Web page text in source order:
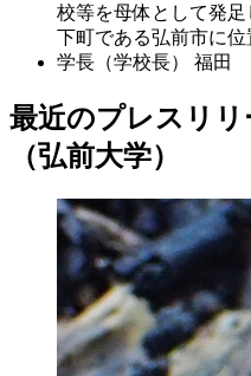
校等を母体として発
下町である弘前市に位
学長（学校長）
福田
最近のプレスリリ
（弘前大学）